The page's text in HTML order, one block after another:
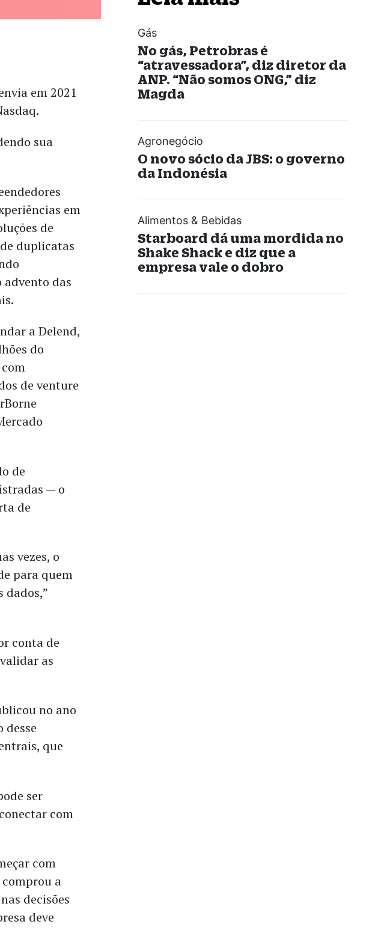
em 2021
sua
em
de
duplicatas
das
a Delend,
do
de venture
de
— o
de
vezes, o
para quem
dados,”
conta de
as
no ano
desse
que
ser
com
com
a
decisões
deve
Gás
No gás, Petrobras é
“atravessadora”, diz diretor da
ANP. “Não somos ONG,” diz
Magda
Agronegócio
O novo sócio da JBS: o governo
da Indonésia
Alimentos & Bebidas
Starboard dá uma mordida no
Shake Shack e diz que a
empresa vale o dobro